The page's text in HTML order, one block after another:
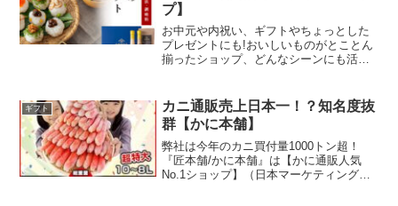
プ】
お中元や内祝い、ギフトやちょっとした
プレゼントにも!おいしいものがとことん
揃ったショップ、どんなシーンにも活用
した心地よいライフスタイルを提案する
ブランドです。長野県飯綱町の自社工場
で作った、オリジナルのワイン、ジャ
ム、パスタソースなどを中心に販売いた
します。久世福商店では、おなじみの万
能だしをはじめとする調味料やお酒、お
ギフト
カニ通販売上日本一！？知名度抜
群【かに本舗】
弊社は今年のカニ買付量1000トン超！
『匠本舗/かに本舗』は【かに通販人気
No.1ショップ】（日本マーケティングリ